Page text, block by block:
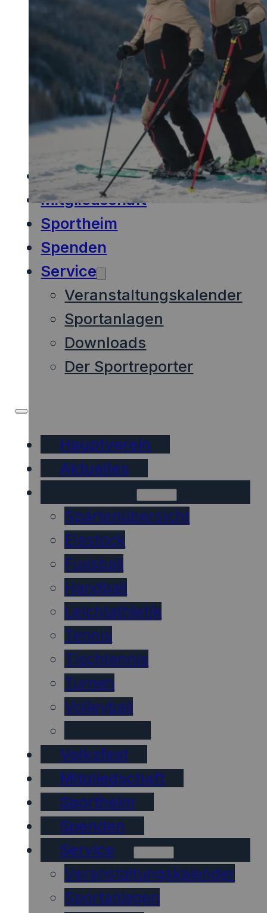
Handball
Leichtathletik
Tennis
Tischtennis
Turnen
Volleyball
Wintersport
Volksfest
Mitgliedschaft
Sportheim
Spenden
Service
Veranstaltungskalender
Sportanlagen
Downloads
Der Sportreporter
Hauptverein
Aktuelles
Spartenübersicht
Eisstock
Fussball
Handball
Leichtathletik
Tennis
Tischtennis
Turnen
Volleyball
Volksfest
Mitgliedschaft
Sportheim
Spenden
Service
Veranstaltungskalender
Sportanlagen